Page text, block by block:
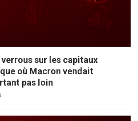
sur les capitaux
où Macron vendait
pas loin